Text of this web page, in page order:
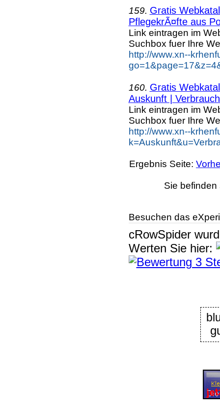
159. Gratis
PflegekrÃ¤fte aus
Link eintragen im
Suchbox fuer Ihre
http://www.xn--
160. Gratis
Auskunft |
Link eintragen im
Suchbox fuer Ihre
http://www.xn--
Ergebnis Seite:
Sie
Besuchen das
cRowSpider
Werten Sie hier: